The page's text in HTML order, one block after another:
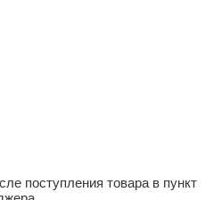
поступления товара в пункт